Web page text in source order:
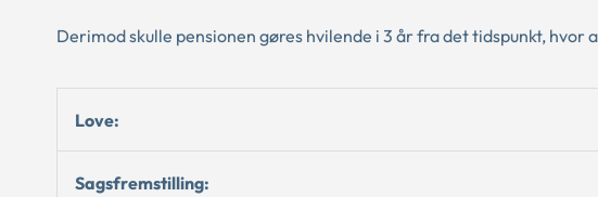
Derimod skulle pensionen gøres hvilende i 3 år fra det tidspunkt, hvor
Love:
Sagsfremstilling: